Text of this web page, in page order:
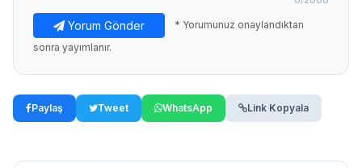
Yorum Gönder
* Yorumunuz onaylandıktan
sonra yayımlanır.
Paylaş Tweet WhatsApp Link Kopyala